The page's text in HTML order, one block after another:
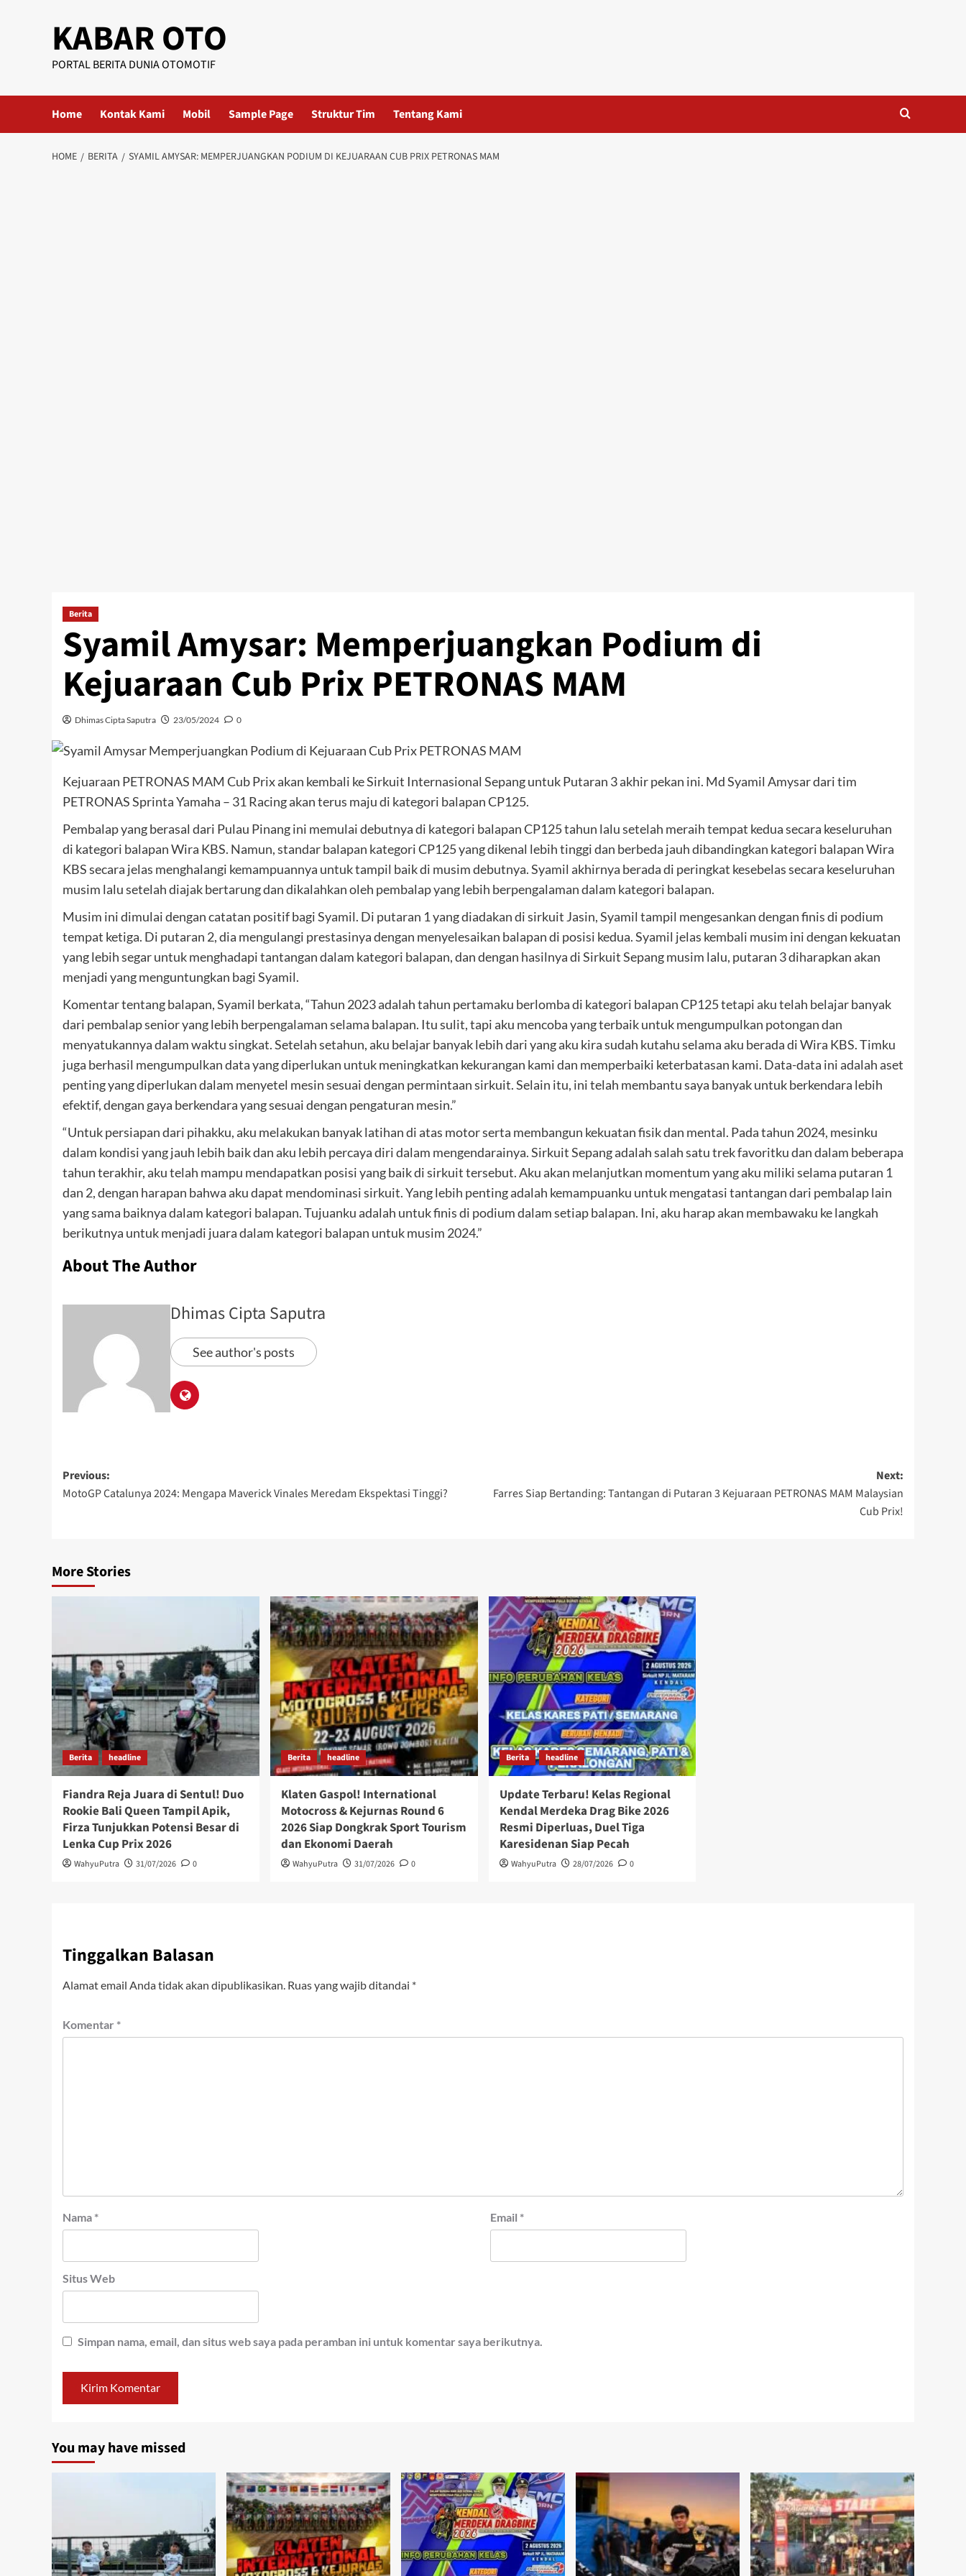
KABAR OTO
PORTAL BERITA DUNIA OTOMOTIF
Home Kontak Kami Mobil Sample Page Struktur Tim Tentang Kami
HOME BERITA SYAMIL AMYSAR: MEMPERJUANGKAN PODIUM DI KEJUARAAN CUB PRIX PETRONAS MAM
Berita
Syamil Amysar: Memperjuangkan Podium di
Kejuaraan Cub Prix PETRONAS MAM
Dhimas Cipta Saputra 23/05/2024 0
Kejuaraan PETRONAS MAM Cub Prix akan kembali ke Sirkuit Internasional Sepang untuk Putaran 3 akhir pekan ini. Md Syamil Amysar dari tim
PETRONAS Sprinta Yamaha – 31 Racing akan terus maju di kategori balapan CP125.
Pembalap yang berasal dari Pulau Pinang ini memulai debutnya di kategori balapan CP125 tahun lalu setelah meraih tempat kedua secara keseluruhan
di kategori balapan Wira KBS. Namun, standar balapan kategori CP125 yang dikenal lebih tinggi dan berbeda jauh dibandingkan kategori balapan Wira
KBS secara jelas menghalangi kemampuannya untuk tampil baik di musim debutnya. Syamil akhirnya berada di peringkat kesebelas secara keseluruhan
musim lalu setelah diajak bertarung dan dikalahkan oleh pembalap yang lebih berpengalaman dalam kategori balapan.
Musim ini dimulai dengan catatan positif bagi Syamil. Di putaran 1 yang diadakan di sirkuit Jasin, Syamil tampil mengesankan dengan finis di podium
tempat ketiga. Di putaran 2, dia mengulangi prestasinya dengan menyelesaikan balapan di posisi kedua. Syamil jelas kembali musim ini dengan kekuatan
yang lebih segar untuk menghadapi tantangan dalam kategori balapan, dan dengan hasilnya di Sirkuit Sepang musim lalu, putaran 3 diharapkan akan
menjadi yang menguntungkan bagi Syamil.
Komentar tentang balapan, Syamil berkata, “Tahun 2023 adalah tahun pertamaku berlomba di kategori balapan CP125 tetapi aku telah belajar banyak
dari pembalap senior yang lebih berpengalaman selama balapan. Itu sulit, tapi aku mencoba yang terbaik untuk mengumpulkan potongan dan
menyatukannya dalam waktu singkat. Setelah setahun, aku belajar banyak lebih dari yang aku kira sudah kutahu selama aku berada di Wira KBS. Timku
juga berhasil mengumpulkan data yang diperlukan untuk meningkatkan kekurangan kami dan memperbaiki keterbatasan kami. Data-data ini adalah aset
penting yang diperlukan dalam menyetel mesin sesuai dengan permintaan sirkuit. Selain itu, ini telah membantu saya banyak untuk berkendara lebih
efektif, dengan gaya berkendara yang sesuai dengan pengaturan mesin.”
“Untuk persiapan dari pihakku, aku melakukan banyak latihan di atas motor serta membangun kekuatan fisik dan mental. Pada tahun 2024, mesinku
dalam kondisi yang jauh lebih baik dan aku lebih percaya diri dalam mengendarainya. Sirkuit Sepang adalah salah satu trek favoritku dan dalam beberapa
tahun terakhir, aku telah mampu mendapatkan posisi yang baik di sirkuit tersebut. Aku akan melanjutkan momentum yang aku miliki selama putaran 1
dan 2, dengan harapan bahwa aku dapat mendominasi sirkuit. Yang lebih penting adalah kemampuanku untuk mengatasi tantangan dari pembalap lain
yang sama baiknya dalam kategori balapan. Tujuanku adalah untuk finis di podium dalam setiap balapan. Ini, aku harap akan membawaku ke langkah
berikutnya untuk menjadi juara dalam kategori balapan untuk musim 2024.”
About The Author
Dhimas Cipta Saputra
See author's posts
Previous:
MotoGP Catalunya 2024: Mengapa Maverick Vinales Meredam Ekspektasi Tinggi?
Next:
Farres Siap Bertanding: Tantangan di Putaran 3 Kejuaraan PETRONAS MAM Malaysian
Cub Prix!
More Stories
Berita headline
Fiandra Reja Juara di Sentul! Duo
Rookie Bali Queen Tampil Apik,
Firza Tunjukkan Potensi Besar di
Lenka Cup Prix 2026
WahyuPutra 31/07/2026 0
Berita headline
Klaten Gaspol! International
Motocross & Kejurnas Round 6
2026 Siap Dongkrak Sport Tourism
dan Ekonomi Daerah
WahyuPutra 31/07/2026 0
Berita headline
Update Terbaru! Kelas Regional
Kendal Merdeka Drag Bike 2026
Resmi Diperluas, Duel Tiga
Karesidenan Siap Pecah
WahyuPutra 28/07/2026 0
Tinggalkan Balasan
Alamat email Anda tidak akan dipublikasikan. Ruas yang wajib ditandai *
Komentar *
Nama * Email *
Situs Web
Simpan nama, email, dan situs web saya pada peramban ini untuk komentar saya berikutnya.
You may have missed